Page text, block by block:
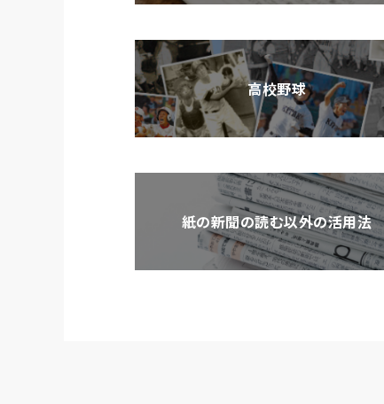
高校野球
紙の新聞の読む以外の活用法